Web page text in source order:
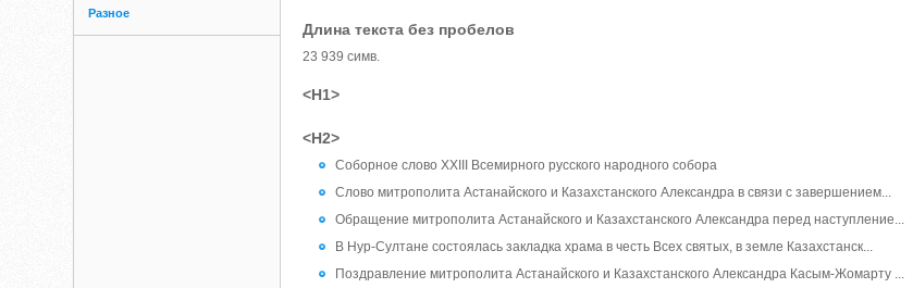
Разное
Длина текста без пробелов
23 939 симв.
<H1>
<H2>
Соборное слово XXIII Всемирного русского народного собора
Слово митрополита Астанайского и Казахстанского Александра в связи с завершением...
Обращение митрополита Астанайского и Казахстанского Александра перед наступление...
В Нур-Султане состоялась закладка храма в честь Всех святых, в земле Казахстанск...
Поздравление митрополита Астанайского и Казахстанского Александра Касым-Жомарту ...